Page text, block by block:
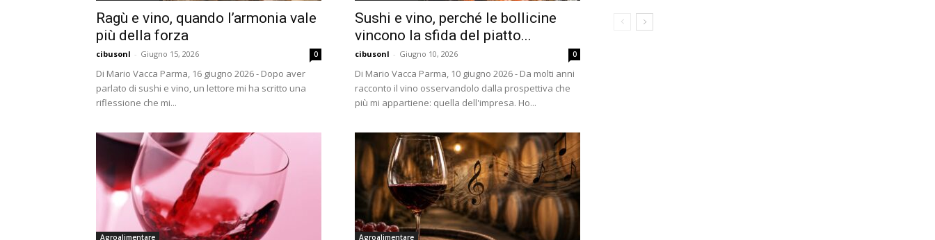
Ragù e vino, quando l’armonia vale
più della forza
cibusonl - Giugno 15, 2026 0
Di Mario Vacca Parma, 16 giugno 2026 - Dopo aver
parlato di sushi e vino, un lettore mi ha scritto una
riflessione che mi...
Sushi e vino, perché le bollicine
vincono la sfida del piatto...
cibusonl - Giugno 10, 2026 0
Di Mario Vacca Parma, 10 giugno 2026 - Da molti anni
racconto il vino osservandolo dalla prospettiva che
più mi appartiene: quella dell'impresa. Ho...
Agroalimentare Agroalimentare